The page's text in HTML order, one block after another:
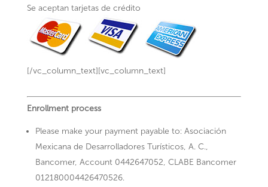
Se aceptan tarjetas de crédito
[/vc_column_text][vc_column_text]
Enrollment process
Please make your payment payable to: Asociación
Mexicana de Desarrolladores Turísticos, A. C.,
Bancomer, Account 0442647052, CLABE Bancomer
012180004426470526.